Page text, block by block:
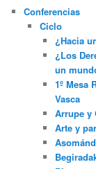
Conferencias
Ciclo
¿Hacia
¿Los
un
1º Mesa
Vasca
Arrupe y
Arte y